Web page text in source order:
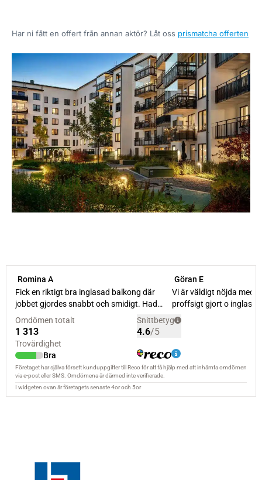
Har ni fått en offert från annan aktör? Låt oss prismatcha offerten